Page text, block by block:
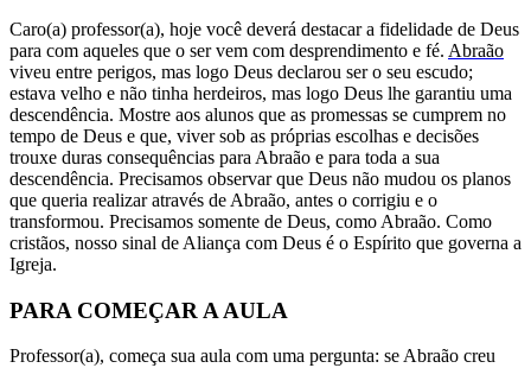
Caro(a) professor(a), hoje você deverá destacar a fidelidade de Deus
para com aqueles que o ser­ vem com desprendimento e fé. Abraão
viveu entre perigos, mas logo Deus declarou ser o seu escu­do;
estava velho e não tinha herdeiros, mas logo Deus lhe garantiu uma
descendência. Mostre aos alunos que as promessas se cumprem no
tempo de Deus e que, viver sob as próprias escolhas e decisões
trouxe duras consequências para Abraão e para toda a sua
descendência. Precisamos observar que Deus não mudou os planos
que queria realizar através de Abraão, antes o corrigiu e o
transformou. Precisamos somente de Deus, como Abraão. Como
cristãos, nosso sinal de Aliança com Deus é o Espírito que governa a
Igreja.
PARA COMEÇAR A AULA
Professor(a), começa sua aula com uma pergunta: se Abraão creu